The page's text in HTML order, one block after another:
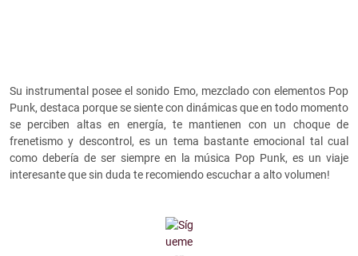
Su instrumental posee el sonido Emo, mezclado con elementos Pop
Punk, destaca porque se siente con dinámicas que en todo momento
se perciben altas en energía, te mantienen con un choque de
frenetismo y descontrol, es un tema bastante emocional tal cual
como debería de ser siempre en la música Pop Punk, es un viaje
interesante que sin duda te recomiendo escuchar a alto volumen!